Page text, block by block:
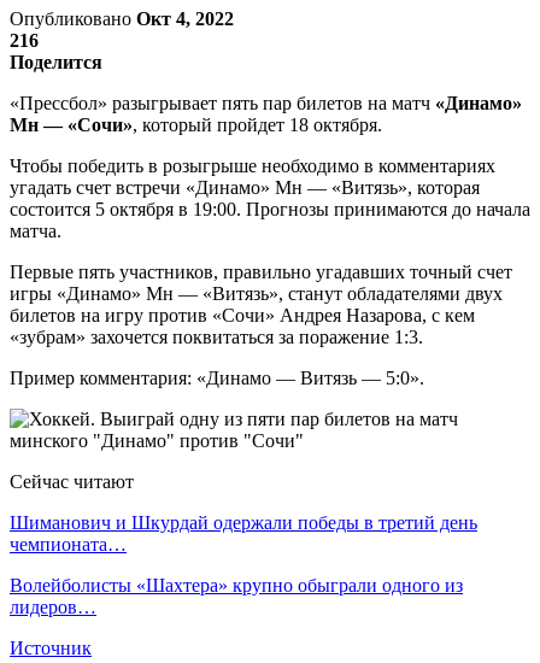
Опубликовано Окт 4, 2022
216
Поделится
«Прессбол» разыгрывает пять пар билетов на матч «Динамо»
Мн — «Сочи», который пройдет 18 октября.
Чтобы победить в розыгрыше необходимо в комментариях
угадать счет встречи «Динамо» Мн — «Витязь», которая
состоится 5 октября в 19:00. Прогнозы принимаются до начала
матча.
Первые пять участников, правильно угадавших точный счет
игры «Динамо» Мн — «Витязь», станут обладателями двух
билетов на игру против «Сочи» Андрея Назарова, с кем
«зубрам» захочется поквитаться за поражение 1:3.
Пример комментария: «Динамо — Витязь — 5:0».
Сейчас читают
Шиманович и Шкурдай одержали победы в третий день
чемпионата…
Волейболисты «Шахтера» крупно обыграли одного из
лидеров…
Источник